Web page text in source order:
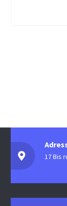
17 Bis